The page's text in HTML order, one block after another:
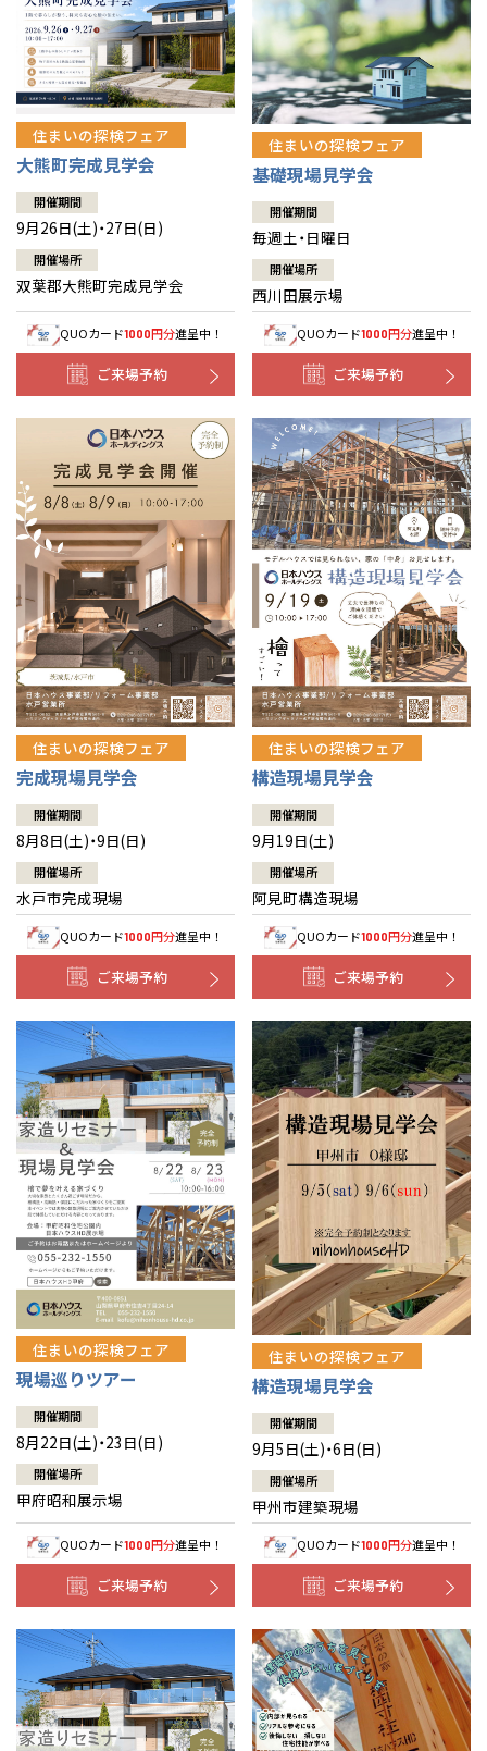
住まいの探検フェア
大熊町完成見学会
開催期間
9月26日(土)・27日(日)
開催場所
双葉郡大熊町完成見学会
QUOカード1000円分進呈中！
ご来場予約
住まいの探検フェア
基礎現場見学会
開催期間
毎週土・日曜日
開催場所
西川田展示場
QUOカード1000円分進呈中！
ご来場予約
住まいの探検フェア
完成現場見学会
開催期間
8月8日(土)・9日(日)
開催場所
水戸市完成現場
QUOカード1000円分進呈中！
ご来場予約
住まいの探検フェア
構造現場見学会
開催期間
9月19日(土)
開催場所
阿見町構造現場
QUOカード1000円分進呈中！
ご来場予約
住まいの探検フェア
現場巡りツアー
開催期間
8月22日(土)・23日(日)
開催場所
甲府昭和展示場
QUOカード1000円分進呈中！
ご来場予約
住まいの探検フェア
構造現場見学会
開催期間
9月5日(土)・6日(日)
開催場所
甲州市建築現場
QUOカード1000円分進呈中！
ご来場予約